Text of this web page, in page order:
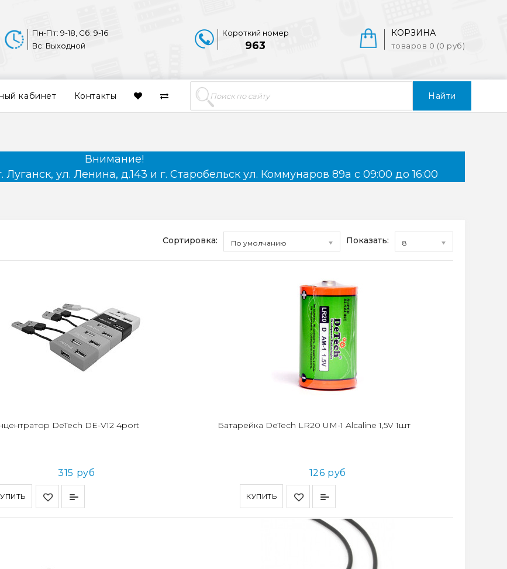
Найти
КОРЗИНА
товаров 0 (0 руб)
Короткий номер
963
Пн-Пт: 9-18, Сб: 9-16
Вс: Выходной
кабинет Контакты
Внимание!
ул. Ленина, д.143 и г. Старобельск ул. Коммунаров 89а с 09:00 до 16:00
Сортировка: По умолчанию Показать: 8
DeTech DE-V12 4port
315 руб
КУПИТЬ
Батарейка DeTech LR20 UM-1 Alcaline 1,5V 1шт
126 руб